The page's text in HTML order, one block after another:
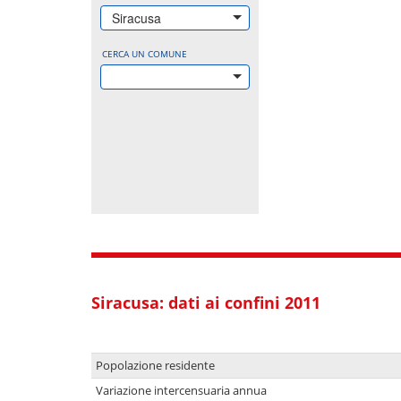
Siracusa
CERCA UN COMUNE
Siracusa: dati ai confini 2011
Popolazione residente
Variazione intercensuaria annua